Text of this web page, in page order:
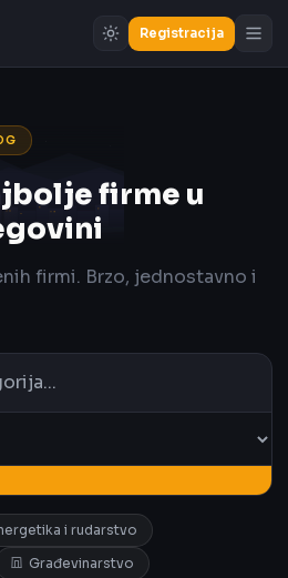
Registracija
firme u
firmi. Brzo, jednostavno i
i rudarstvo
Građevinarstvo